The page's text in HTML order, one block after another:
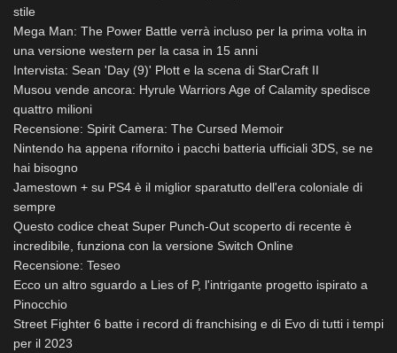
stile
Mega Man: The Power Battle verrà incluso per la prima volta in
una versione western per la casa in 15 anni
Intervista: Sean 'Day (9)' Plott e la scena di StarCraft II
Musou vende ancora: Hyrule Warriors Age of Calamity spedisce
quattro milioni
Recensione: Spirit Camera: The Cursed Memoir
Nintendo ha appena rifornito i pacchi batteria ufficiali 3DS, se ne
hai bisogno
Jamestown + su PS4 è il miglior sparatutto dell'era coloniale di
sempre
Questo codice cheat Super Punch-Out scoperto di recente è
incredibile, funziona con la versione Switch Online
Recensione: Teseo
Ecco un altro sguardo a Lies of P, l'intrigante progetto ispirato a
Pinocchio
Street Fighter 6 batte i record di franchising e di Evo di tutti i tempi
per il 2023